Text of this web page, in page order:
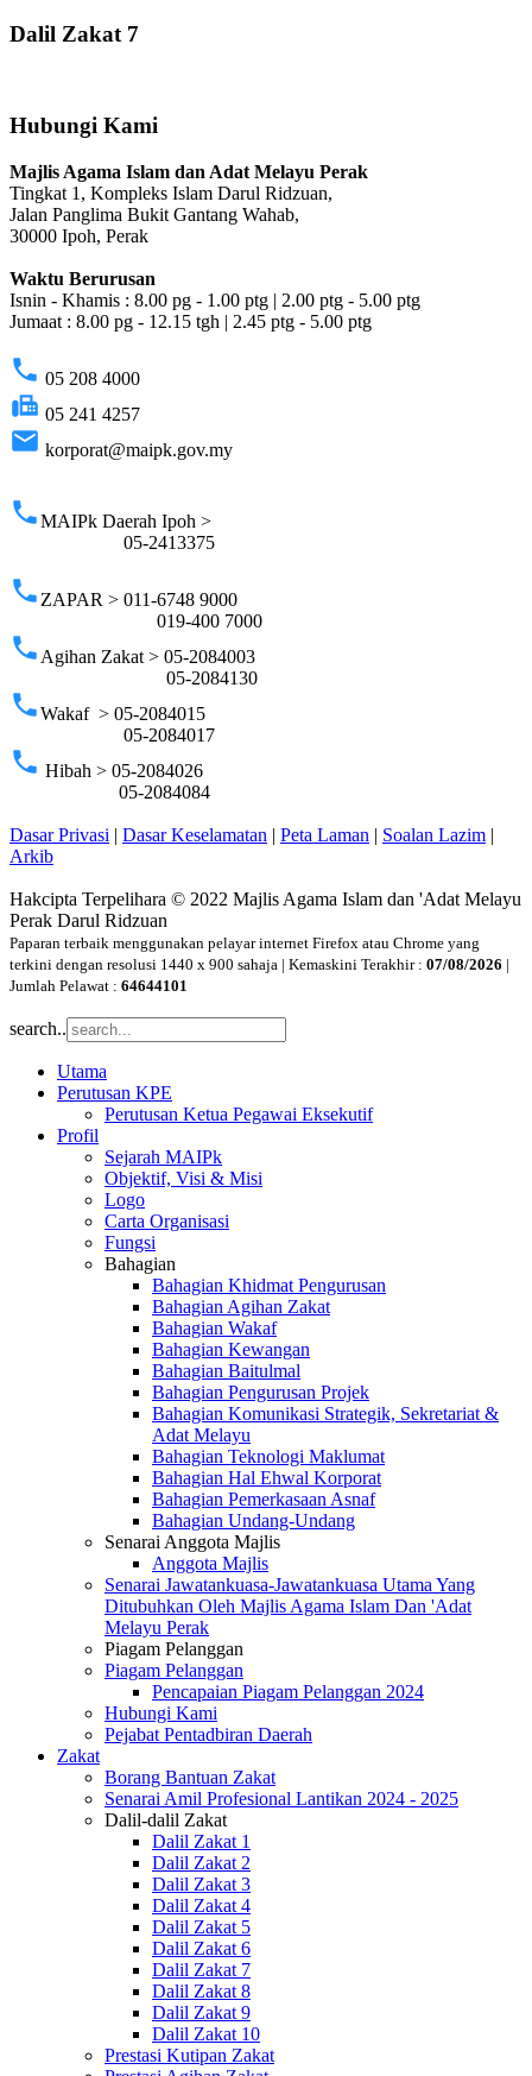
Dalil Zakat 7
Hubungi Kami
Majlis Agama Islam dan Adat Melayu Perak
Tingkat 1, Kompleks Islam Darul Ridzuan,
Jalan Panglima Bukit Gantang Wahab,
30000 Ipoh, Perak
Waktu Berurusan
Isnin - Khamis : 8.00 pg - 1.00 ptg | 2.00 ptg - 5.00 ptg
Jumaat : 8.00 pg - 12.15 tgh | 2.45 ptg - 5.00 ptg
phone 05 208 4000
fax 05 241 4257
email korporat@maipk.gov.my
phoneMAIPk Daerah Ipoh >
05-2413375
phone ZAPAR > 011-6748 9000
019-400 7000
phone Agihan Zakat > 05-2084003
05-2084130
phoneWakaf > 05-2084015
05-2084017
phone Hibah > 05-2084026
05-2084084
Dasar Privasi | Dasar Keselamatan | Peta Laman | Soalan Lazim |
Arkib
Hakcipta Terpelihara © 2022 Majlis Agama Islam dan 'Adat Melayu
Perak Darul Ridzuan
Paparan terbaik menggunakan pelayar internet Firefox atau Chrome yang
terkini dengan resolusi 1440 x 900 sahaja | Kemaskini Terakhir : 07/08/2026 |
Jumlah Pelawat : 64644101
search..
Utama
Perutusan KPE
Perutusan Ketua Pegawai Eksekutif
Profil
Sejarah MAIPk
Objektif, Visi & Misi
Logo
Carta Organisasi
Fungsi
Bahagian
Bahagian Khidmat Pengurusan
Bahagian Agihan Zakat
Bahagian Wakaf
Bahagian Kewangan
Bahagian Baitulmal
Bahagian Pengurusan Projek
Bahagian Komunikasi Strategik, Sekretariat &
Adat Melayu
Bahagian Teknologi Maklumat
Bahagian Hal Ehwal Korporat
Bahagian Pemerkasaan Asnaf
Bahagian Undang-Undang
Senarai Anggota Majlis
Anggota Majlis
Senarai Jawatankuasa-Jawatankuasa Utama Yang
Ditubuhkan Oleh Majlis Agama Islam Dan 'Adat
Melayu Perak
Piagam Pelanggan
Piagam Pelanggan
Pencapaian Piagam Pelanggan 2024
Hubungi Kami
Pejabat Pentadbiran Daerah
Zakat
Borang Bantuan Zakat
Senarai Amil Profesional Lantikan 2024 - 2025
Dalil-dalil Zakat
Dalil Zakat 1
Dalil Zakat 2
Dalil Zakat 3
Dalil Zakat 4
Dalil Zakat 5
Dalil Zakat 6
Dalil Zakat 7
Dalil Zakat 8
Dalil Zakat 9
Dalil Zakat 10
Prestasi Kutipan Zakat